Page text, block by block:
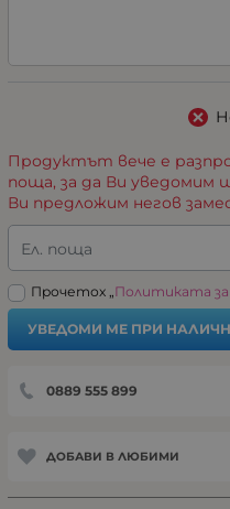
Продуктът вече е
поща, за да Ви уведомим
Ви предложим негов
Ел. поща
Прочетох „Политиката
УВЕДОМИ МЕ ПРИ
0889 555 899
ДОБАВИ В ЛЮБИМИ